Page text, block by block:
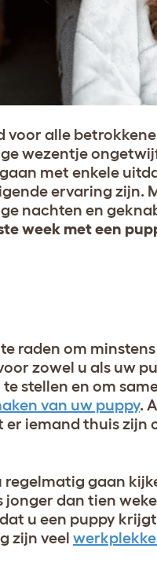
voor alle
wezentje
met enkele
ervaring zijn.
nachten en
week met een
raden om
zowel u als uw
stellen en om
van uw puppy.
iemand thuis zijn
regelmatig gaan
jonger dan tien
u een puppy
zijn veel